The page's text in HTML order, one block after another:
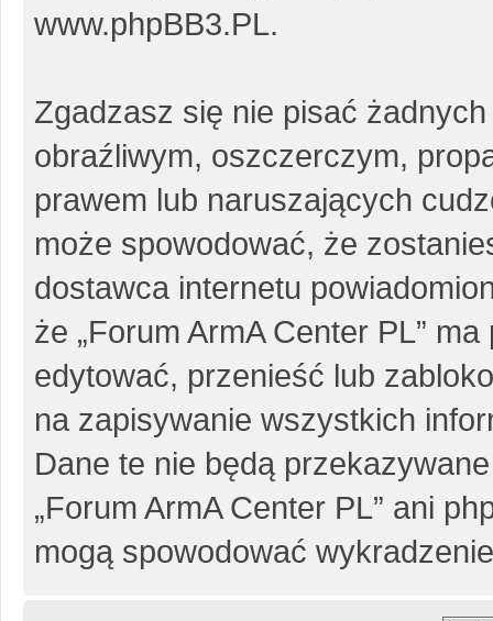
www.phpBB3.PL.
Zgadzasz się nie pisać
obraźliwym, oszczerczym,
prawem lub naruszających
może spowodować, że
dostawca internetu
że „Forum ArmA Center PL”
edytować, przenieść lub
na zapisywanie wszystkich
Dane te nie będą
„Forum ArmA Center PL” ani
mogą spowodować